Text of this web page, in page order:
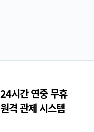
24시간 연중 무휴
원격 관제 시스템